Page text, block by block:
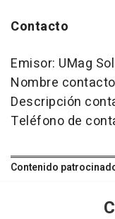
Contacto
Emisor: UMag
Nombre
Descripción
Teléfono de
Contenido